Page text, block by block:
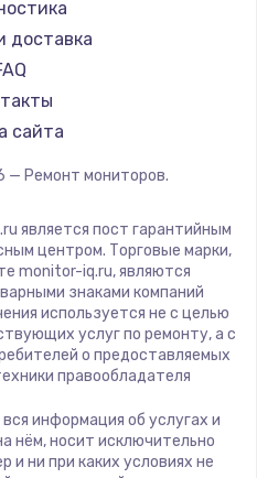
iru
Army
доставка
сайта
— Ремонт мониторов.
является пост гарантийным
центром. Торговые марки,
monitor-iq.ru, являются
знаками компаний
используется не с целью
услуг по ремонту, а с
о предоставляемых
правообладателя
информация об услугах и
нём, носит исключительно
и ни при каких условиях не